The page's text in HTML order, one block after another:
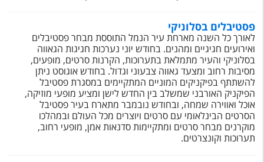
קרוז
מגזין אשת
שירות לקוחות
טופס צור קשר
תקנון
פסטיבלים בסלוניקי
לאורך כל השנה מארחת עיר הנמל התוססת מבחר פסטיבלים
ואירועים חגיגיים ומהנים. בחודש יוני נערכות חגיגות הגאווה
בסלוניקי והעיר מתמלאת בתערוכות, הקרנות סרטים, מופעים,
מסיבות רחוב ומצעד גאווה צבעוני וגדול. בחודש אוגוסט ניתן
להשתתף בפיקניקים המוניים המתקיימים במסגרת פסטיבל
הפיקניק האורבני שמשלב בין החדש לישן ומציע מופעי מוזיקה,
אוכל ואווירה שמחה, ובחודש נובמבר מתארח בעיר פסטיבל
הסרטים הבינלאומי עם סרטים ויוצרים מכל העולם ובמהלכו
מוקרנים מבחר סרטים ומתקיימות סדנאות אמן, מופעי רחוב,
תערוכות וקונצרטים.